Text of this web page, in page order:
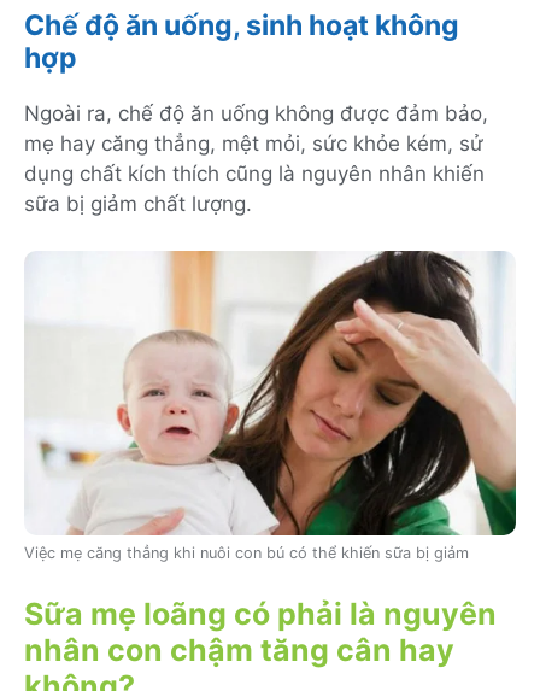
Chế độ ăn uống, sinh hoạt không
hợp
Ngoài ra, chế độ ăn uống không được đảm bảo,
mẹ hay căng thẳng, mệt mỏi, sức khỏe kém, sử
dụng chất kích thích cũng là nguyên nhân khiến
sữa bị giảm chất lượng.
Việc mẹ căng thẳng khi nuôi con bú có thể khiến sữa bị giảm
Sữa mẹ loãng có phải là nguyên
nhân con chậm tăng cân hay